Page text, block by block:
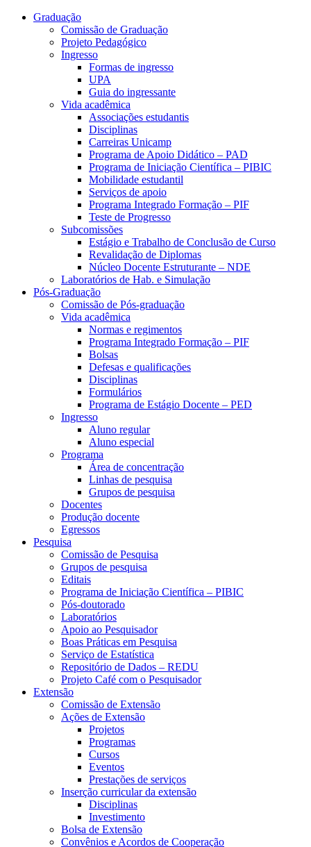
Graduação
Comissão de Graduação
Projeto Pedagógico
Ingresso
Formas de ingresso
UPA
Guia do ingressante
Vida acadêmica
Associações estudantis
Disciplinas
Carreiras Unicamp
Programa de Apoio Didático – PAD
Programa de Iniciação Científica – PIBIC
Mobilidade estudantil
Serviços de apoio
Programa Integrado Formação – PIF
Teste de Progresso
Subcomissões
Estágio e Trabalho de Conclusão de Curso
Revalidação de Diplomas
Núcleo Docente Estruturante – NDE
Laboratórios de Hab. e Simulação
Pós-Graduação
Comissão de Pós-graduação
Vida acadêmica
Normas e regimentos
Programa Integrado Formação – PIF
Bolsas
Defesas e qualificações
Disciplinas
Formulários
Programa de Estágio Docente – PED
Ingresso
Aluno regular
Aluno especial
Programa
Área de concentração
Linhas de pesquisa
Grupos de pesquisa
Docentes
Produção docente
Egressos
Pesquisa
Comissão de Pesquisa
Grupos de pesquisa
Editais
Programa de Iniciação Científica – PIBIC
Pós-doutorado
Laboratórios
Apoio ao Pesquisador
Boas Práticas em Pesquisa
Serviço de Estatística
Repositório de Dados – REDU
Projeto Café com o Pesquisador
Extensão
Comissão de Extensão
Ações de Extensão
Projetos
Programas
Cursos
Eventos
Prestações de serviços
Inserção curricular da extensão
Disciplinas
Investimento
Bolsa de Extensão
Convênios e Acordos de Cooperação